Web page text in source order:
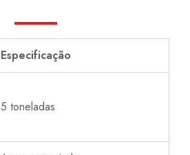
Especificação
5 toneladas